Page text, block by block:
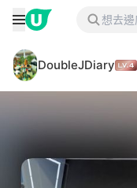
DoubleJDiary